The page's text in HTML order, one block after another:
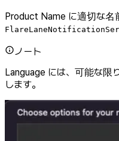
Product Name に適切な名
ノート
Language には、可能な限
します。